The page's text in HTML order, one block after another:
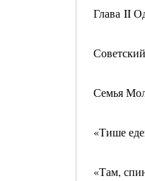
Глава II
Семья
«Тише
«Там,